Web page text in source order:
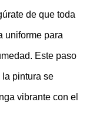
de que toda
uniforme para
Este paso
pintura se
vibrante con el